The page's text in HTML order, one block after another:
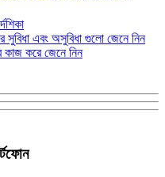
এবং অসুবিধা গুলো জেনে নিন
করে জেনে নিন